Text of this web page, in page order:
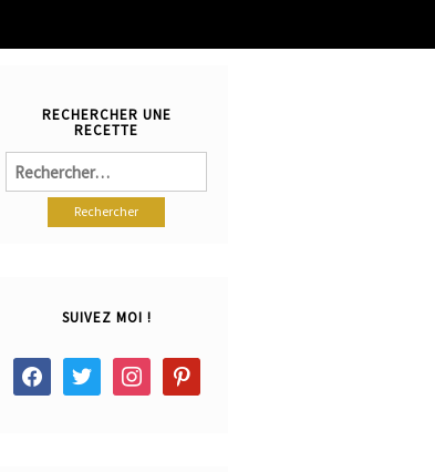
RECHERCHER UNE
RECETTE
Rechercher :
SUIVEZ MOI !
facebook twitter instagram pinterest